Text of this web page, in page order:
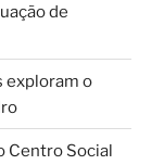
de
exploram o
Centro Social